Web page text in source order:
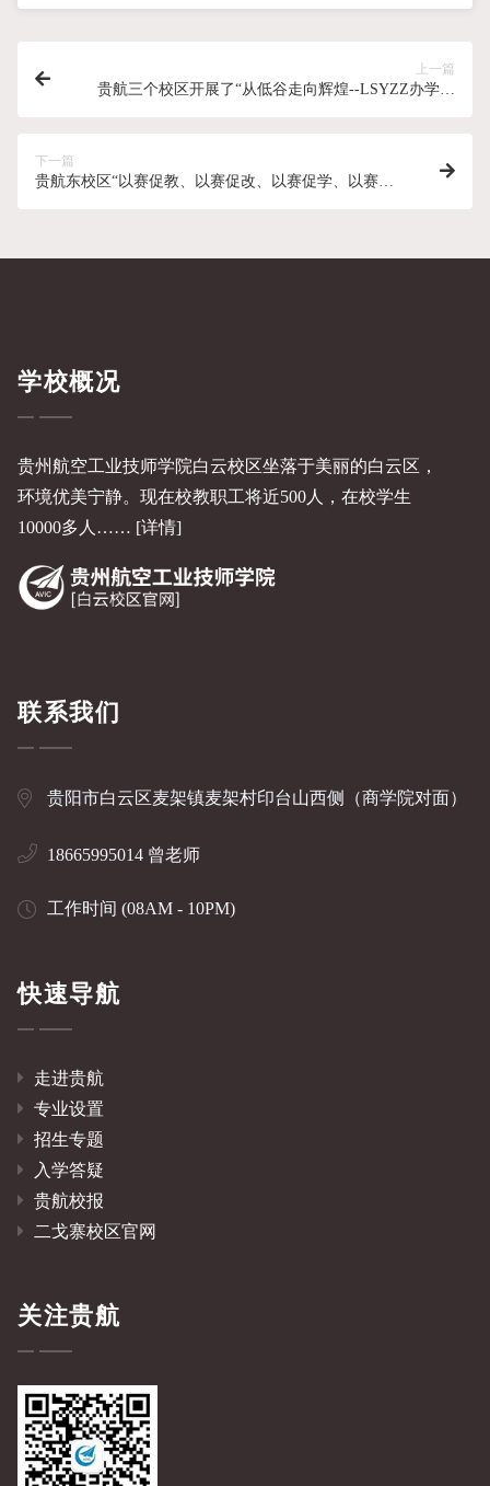
上一篇
贵航三个校区开展了“从低谷走向辉煌--LSYZZ办学经
下一篇
贵航东校区“以赛促教、以赛促改、以赛促学、以赛促
学校概况
贵州航空工业技师学院白云校区坐落于美丽的白云区，
环境优美宁静。现在校教职工将近500人，在校学生
10000多人…… [详情]
联系我们
贵阳市白云区麦架镇麦架村印台山西侧（商学院对面）
18665995014 曾老师
工作时间 (08AM - 10PM)
快速导航
走进贵航
专业设置
招生专题
入学答疑
贵航校报
二戈寨校区官网
关注贵航